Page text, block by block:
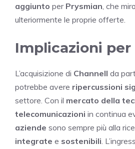
aggiunto per Prysmian , che
ulteriormente le proprie offerte.
Implicazioni
L’acquisizione di Channell da
potrebbe avere ripercussioni
settore. Con il mercato della
telecomunicazioni in continua
aziende sono sempre più alla
integrate e sostenibili .